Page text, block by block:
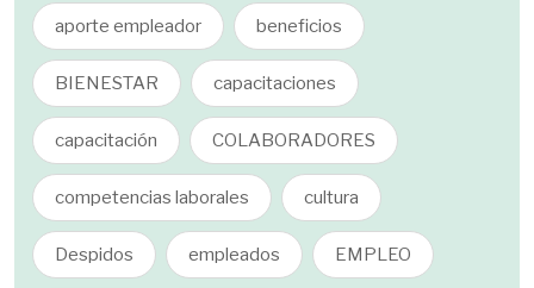
aporte empleador beneficios
BIENESTAR capacitaciones
capacitación COLABORADORES
competencias laborales cultura
Despidos empleados EMPLEO